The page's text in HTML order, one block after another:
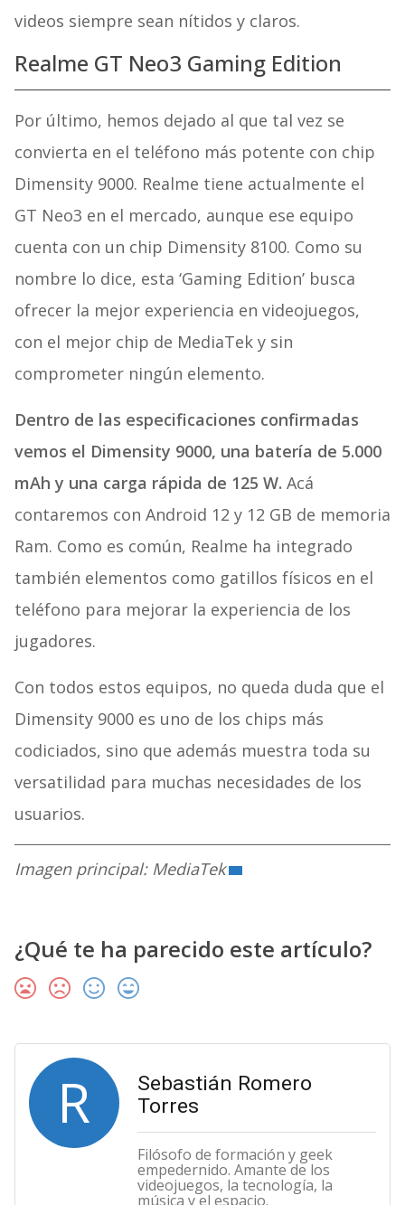
videos siempre sean nítidos y claros.
Realme GT Neo3 Gaming Edition
Por último, hemos dejado al que tal vez se
convierta en el teléfono más potente con chip
Dimensity 9000. Realme tiene actualmente el
GT Neo3 en el mercado, aunque ese equipo
cuenta con un chip Dimensity 8100. Como su
nombre lo dice, esta ‘Gaming Edition’ busca
ofrecer la mejor experiencia en videojuegos,
con el mejor chip de MediaTek y sin
comprometer ningún elemento.
Dentro de las especificaciones confirmadas
vemos el Dimensity 9000, una batería de 5.000
mAh y una carga rápida de 125 W. Acá
contaremos con Android 12 y 12 GB de memoria
Ram. Como es común, Realme ha integrado
también elementos como gatillos físicos en el
teléfono para mejorar la experiencia de los
jugadores.
Con todos estos equipos, no queda duda que el
Dimensity 9000 es uno de los chips más
codiciados, sino que además muestra toda su
versatilidad para muchas necesidades de los
usuarios.
Imagen principal: MediaTek
¿Qué te ha parecido este artículo?
R
Sebastián Romero
Torres
Filósofo de formación y geek
empedernido. Amante de los
videojuegos, la tecnología, la
música y el espacio.